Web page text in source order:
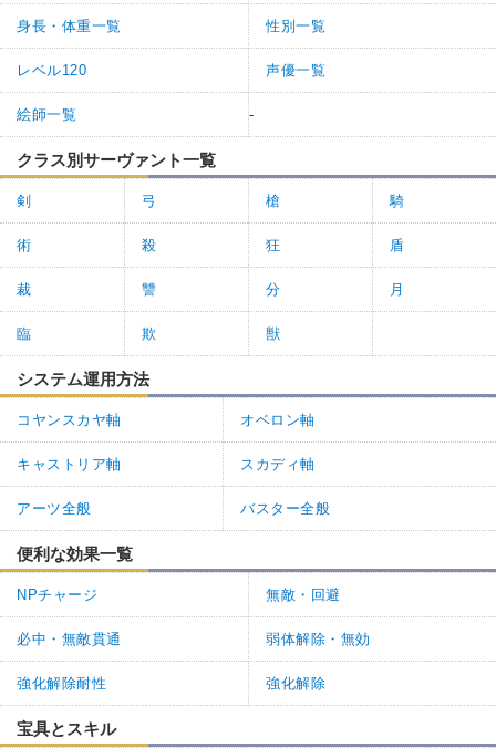
身長・体重一覧 性別一覧
レベル120 声優一覧
絵師一覧 -
クラス別サーヴァント一覧
剣 弓 槍 騎
術 殺 狂 盾
裁 讐 分 月
臨 欺 獣
システム運用方法
コヤンスカヤ軸 オベロン軸
キャストリア軸 スカディ軸
アーツ全般 バスター全般
便利な効果一覧
NPチャージ 無敵・回避
必中・無敵貫通 弱体解除・無効
強化解除耐性 強化解除
宝具とスキル